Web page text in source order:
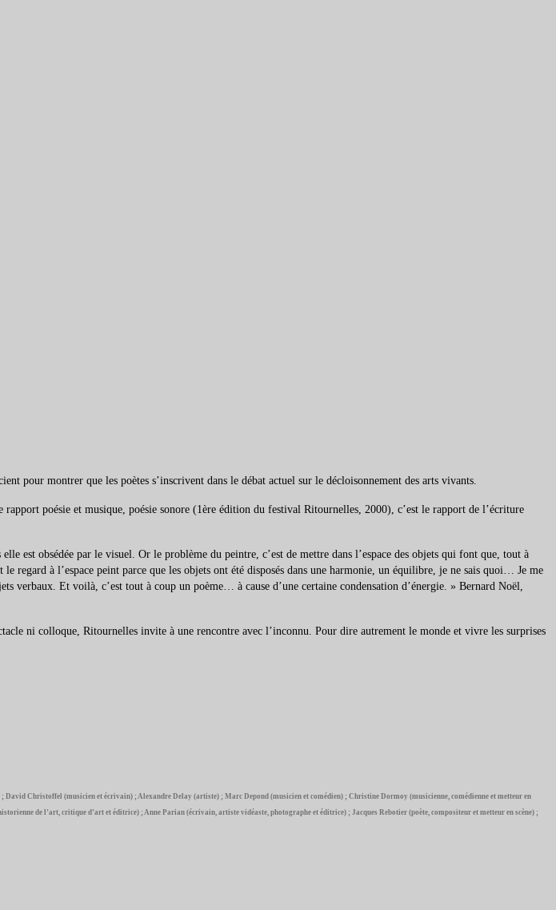
pour montrer que les poètes s’inscrivent dans le débat actuel sur le décloisonnement des arts vivants.
poésie et musique, poésie sonore (1ère édition du festival Ritournelles, 2000), c’est le rapport de l’écriture
est obsédée par le visuel. Or le problème du peintre, c’est de mettre dans l’espace des objets qui font que, tout à
regard à l’espace peint parce que les objets ont été disposés dans une harmonie, un équilibre, je ne sais quoi… Je me
verbaux. Et voilà, c’est tout à coup un poème… à cause d’une certaine condensation d’énergie. » Bernard Noël,
ni colloque, Ritournelles invite à une rencontre avec l’inconnu. Pour dire autrement le monde et vivre les surprises
Christoffel (musicien et écrivain) ; Alexandre Delay (artiste) ; Marc Depond (musicien et comédien) ; Christine Dormoy (musicienne, comédienne et metteur en
de l’art, critique d’art et éditrice) ; Anne Parian (écrivain, artiste vidéaste, photographe et éditrice) ; Jacques Rebotier (poète, compositeur et metteur en scène) ;